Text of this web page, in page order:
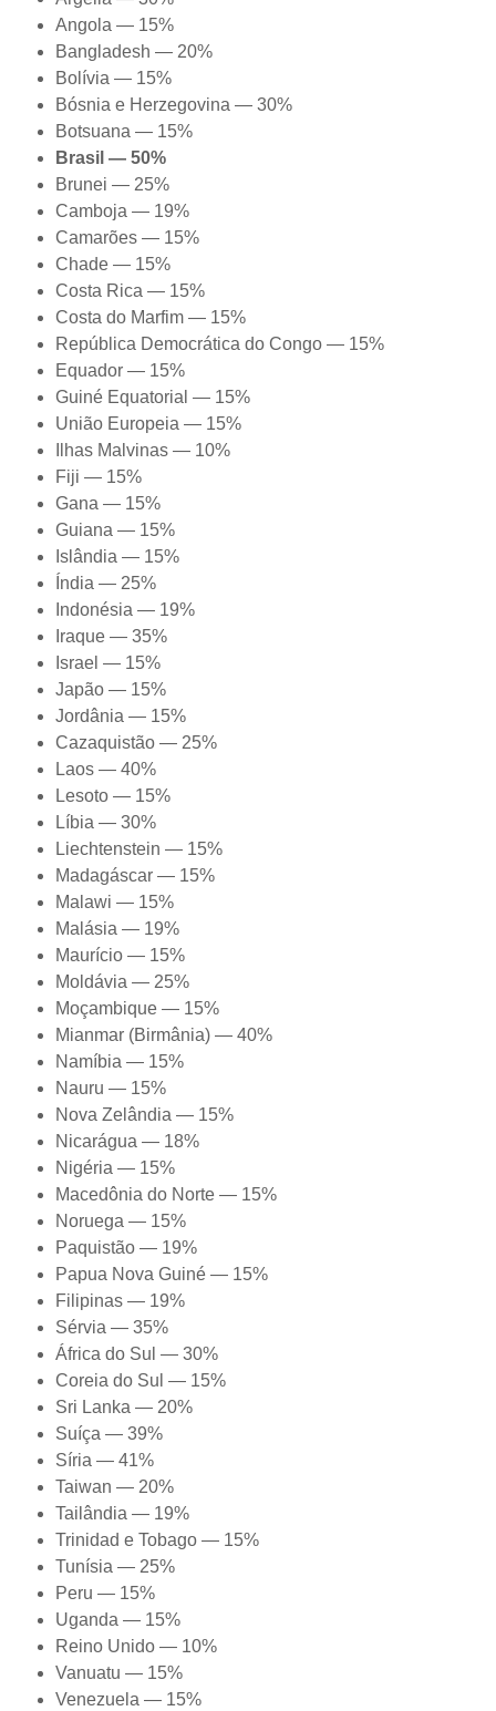
Angola — 15%
Bangladesh — 20%
Bolívia — 15%
Bósnia e Herzegovina — 30%
Botsuana — 15%
Brasil — 50%
Brunei — 25%
Camboja — 19%
Camarões — 15%
Chade — 15%
Costa Rica — 15%
Costa do Marfim — 15%
República Democrática do Congo — 15%
Equador — 15%
Guiné Equatorial — 15%
União Europeia — 15%
Ilhas Malvinas — 10%
Fiji — 15%
Gana — 15%
Guiana — 15%
Islândia — 15%
Índia — 25%
Indonésia — 19%
Iraque — 35%
Israel — 15%
Japão — 15%
Jordânia — 15%
Cazaquistão — 25%
Laos — 40%
Lesoto — 15%
Líbia — 30%
Liechtenstein — 15%
Madagáscar — 15%
Malawi — 15%
Malásia — 19%
Maurício — 15%
Moldávia — 25%
Moçambique — 15%
Mianmar (Birmânia) — 40%
Namíbia — 15%
Nauru — 15%
Nova Zelândia — 15%
Nicarágua — 18%
Nigéria — 15%
Macedônia do Norte — 15%
Noruega — 15%
Paquistão — 19%
Papua Nova Guiné — 15%
Filipinas — 19%
Sérvia — 35%
África do Sul — 30%
Coreia do Sul — 15%
Sri Lanka — 20%
Suíça — 39%
Síria — 41%
Taiwan — 20%
Tailândia — 19%
Trinidad e Tobago — 15%
Tunísia — 25%
Peru — 15%
Uganda — 15%
Reino Unido — 10%
Vanuatu — 15%
Venezuela — 15%